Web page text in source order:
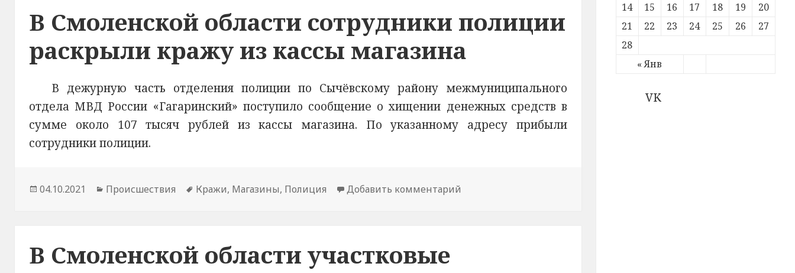
« Янв
14
15 16 17 18 19
20
21
22 23 24 25 26
27
28
VK
В Смоленской области сотрудники полиции
раскрыли кражу из кассы магазина
В дежурную часть отделения полиции по Сычёвскому району межмуниципального
отдела МВД России «Гагаринский» поступило сообщение о хищении денежных средств в
сумме около 107 тысяч рублей из кассы магазина. По указанному адресу прибыли
сотрудники полиции.
Опубликовано
04.10.2021 Рубрики
Происшествия Метки
Кражи, Магазины, Полиция Добавить комментарий
В Смоленской области участковые